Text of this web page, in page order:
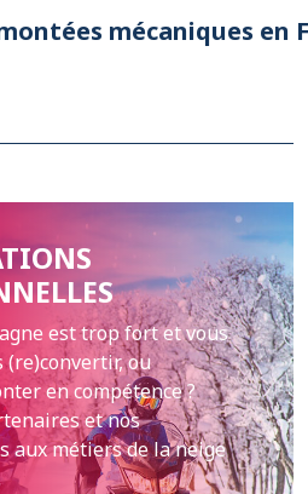
mécaniques en
est trop fort et vous
(re)convertir, ou
en compétence ?
et nos
aux métiers de la neige